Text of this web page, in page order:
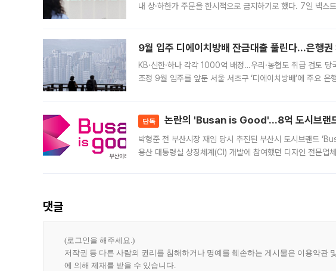
내 상·하한가 주문을 한시적으로 금지하기로 했다. 7일 넥스
9월 입주 디에이치방배 잔금대출 풀린다…은행
KB·신한·하나 각각 1000억 배정…우리·농협도 취급 검토
조정 9월 입주를 앞둔 서울 서초구 ‘디에이치방배’에 주요
단독 논란의 'Busan is Good'…8억 도시브랜
박형준 전 부산시장 재임 당시 추진된 부산시 도시브랜드
용산 대통령실 상징체계(CI) 개발에 참여했던 디자인 전문
댓글